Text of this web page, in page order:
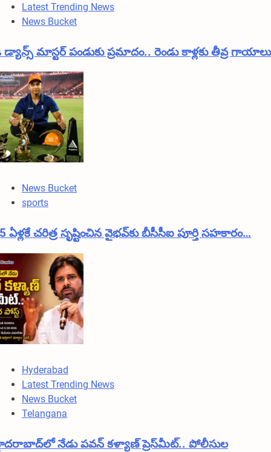
Latest Trending News
News Bucket
డ్యాన్స్ మాస్టర్ పండుకు ప్రమాదం.. రెండు కాళ్లకు తీవ్ర గాయాలు
News Bucket
sports
ఏళ్లకే చరిత్ర సృష్టించిన వైభవ్‌కు బీసీసీఐ పూర్తి సహకారం…
Hyderabad
Latest Trending News
News Bucket
Telangana
నేడు పవన్ కళ్యాణ్ ప్రెస్‌మీట్.. పోలీసుల